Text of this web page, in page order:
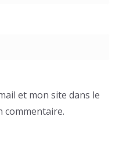
et mon site dans le
commentaire.